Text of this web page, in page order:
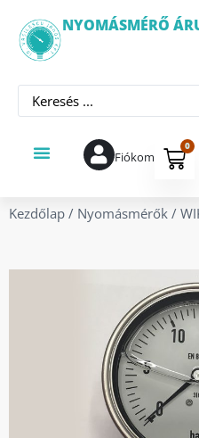
NYOMÁSMÉRŐ
Fiókom
0
Kezdőlap / Nyomásmérők /